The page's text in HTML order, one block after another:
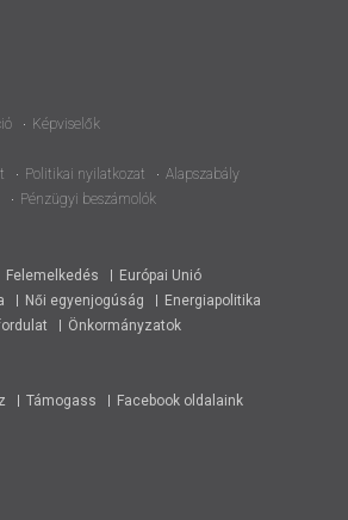
Képviselők
Politikai nyilatkozat
Alapszabály
Pénzügyi beszámolók
Felemelkedés
Európai Unió
Női egyenjogúság
Energiapolitika
Önkormányzatok
Támogass
Facebook oldalaink